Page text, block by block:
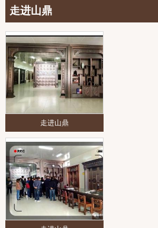
走进山鼎
走进山鼎